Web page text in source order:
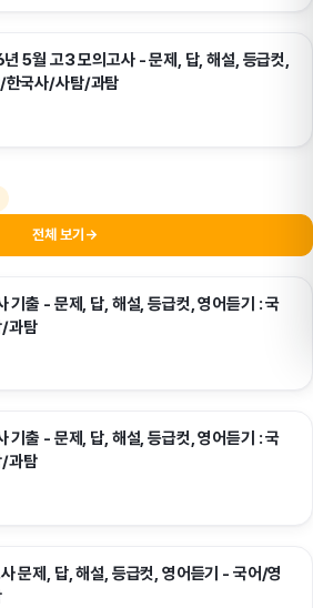
5월 고3 모의고사 - 문제, 답, 해설, 등급컷,
한국사/사탐/과탐
전체 보기 →
출 - 문제, 답, 해설, 등급컷, 영어듣기 : 국
과탐
출 - 문제, 답, 해설, 등급컷, 영어듣기 : 국
과탐
문제, 답, 해설, 등급컷, 영어듣기 - 국어/영